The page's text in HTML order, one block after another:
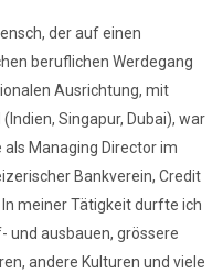
der auf einen
beruflichen Werdegang
Ausrichtung, mit
Singapur, Dubai), war
Managing Director im
Bankverein, Credit
meiner Tätigkeit durfte ich
und ausbauen, grössere
andere Kulturen und viele